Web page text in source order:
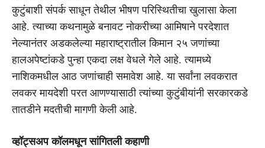
कुटुंबाशी संपर्क साधून तेथील भीषण परिस्थितीचा खुलासा केला
आहे. त्याच्या कथनामुळे बनावट नोकरीच्या आमिषाने परदेशात
नेल्यानंतर अडकलेल्या महाराष्ट्रातील किमान २५ जणांच्या
हालअपेष्टांकडे पुन्हा एकदा लक्ष वेधले गेले आहे. त्यामध्ये
नाशिकमधील आठ जणांचाही समावेश आहे. या सर्वांना लवकरात
लवकर मायदेशी परत आणण्यासाठी त्यांच्या कुटुंबीयांनी सरकारकडे
तातडीने मदतीची मागणी केली आहे.
व्हॉट्सअप कॉलमधून सांगितली कहाणी